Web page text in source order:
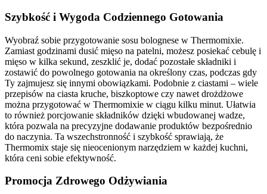
Szybkość i Wygoda Codziennego Gotowania
Wyobraź sobie przygotowanie sosu bolognese w Thermomixie.
Zamiast godzinami dusić mięso na patelni, możesz posiekać cebulę i
mięso w kilka sekund, zeszklić je, dodać pozostałe składniki i
zostawić do powolnego gotowania na określony czas, podczas gdy
Ty zajmujesz się innymi obowiązkami. Podobnie z ciastami – wiele
przepisów na ciasta kruche, biszkoptowe czy nawet drożdżowe
można przygotować w Thermomixie w ciągu kilku minut. Ułatwia
to również porcjowanie składników dzięki wbudowanej wadze,
która pozwala na precyzyjne dodawanie produktów bezpośrednio
do naczynia. Ta wszechstronność i szybkość sprawiają, że
Thermomix staje się nieocenionym narzędziem w każdej kuchni,
która ceni sobie efektywność.
Promocja Zdrowego Odżywiania